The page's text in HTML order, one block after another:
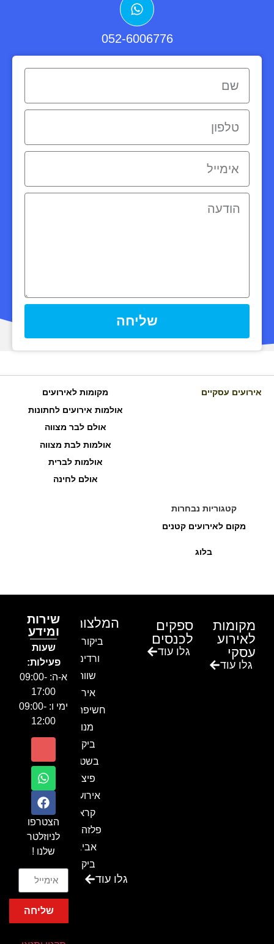
052-6006776
שליחה
אירועים עסקיים
מקומות לאירועים
אולמות אירועים לחתונות
אולם לבר מצווה
אולמות לבת מצווה
אולמות לברית
אולם לחינה
קטגוריות נבחרות
מקום לאירועים קטנים
בלוג
מקומות
לאירוע
עסקי
גלו עוד
ספקים
לכנסים
גלו עוד
המלצות
ביקור בגן
ורדים –
שווה!!
אירוע
חשיפה- זיו
מנור
ביקור
בשטח-
פיצ'ר
אירועים
קראון
פלזה תל
אביב-
ביקור
בכנסגלו עוד
שירות
ומידע
שעות
פעילות:
א-ה: 09:00-
17:00
ימי ו: 09:00-
12:00
הצטרפו
לניוזלטר
שלנו !
שליחה